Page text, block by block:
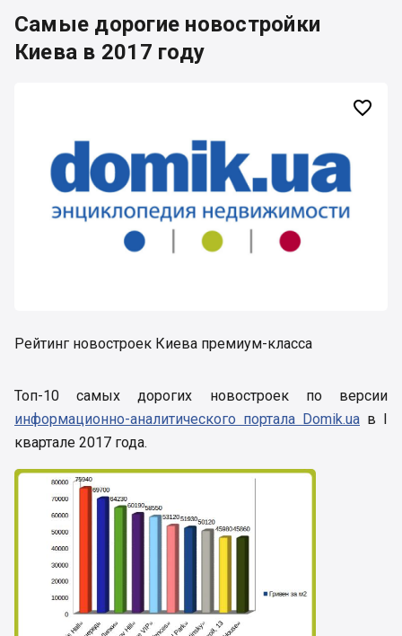
Самые дорогие новостройки
Киева в 2017 году

Рейтинг новостроек Киева премиум-класса
Топ-10 самых дорогих новостроек по версии
информационно-аналитического портала Domik.ua в I
квартале 2017 года.